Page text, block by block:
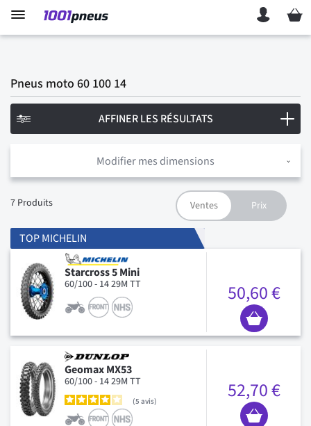
Mon
Pneus moto 60 100 14
Modifier mes dimensions
7 Produits
TOP MICHELIN
Starcross 5 Mini
60/100 - 14 29M TT 50,60 €
Geomax MX53
60/100 - 14 29M TT
5 avis 52,70 €
AFFINER LES RÉSULTATS